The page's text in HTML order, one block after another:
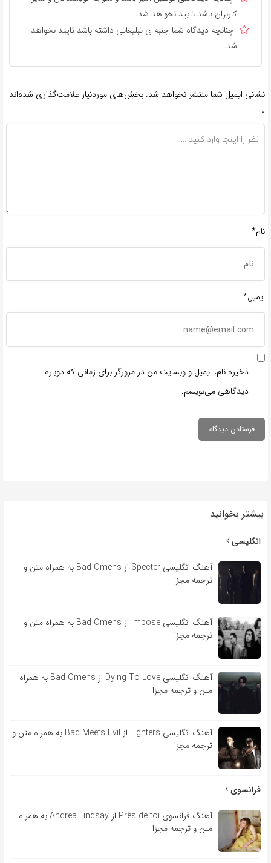
کاربران باشد تایید نخواهد شد.
چنانچه دیدگاه شما جنبه ی تبلیغاتی داشته باشد تایید نخواهد
شد.
نشانی ایمیل شما منتشر نخواهد شد. بخش‌های موردنیاز علامت‌گذاری شده‌اند
*
نام*
ایمیل*
ذخیره نام، ایمیل و وبسایت من در مرورگر برای زمانی که دوباره
دیدگاهی می‌نویسم.
بیشتر بخوانید
انگلیسی
آهنگ انگلیسی Specter از Bad Omens به همراه متن و
ترجمه مجزا
آهنگ انگلیسی Impose از Bad Omens به همراه متن و
ترجمه مجزا
آهنگ انگلیسی Dying To Love از Bad Omens به همراه
متن و ترجمه مجزا
آهنگ انگلیسی Lighters از Bad Meets Evil به همراه متن و
ترجمه مجزا
فرانسوی
آهنگ فرانسوی Près de toi از Andrea Lindsay به همراه
متن و ترجمه مجزا